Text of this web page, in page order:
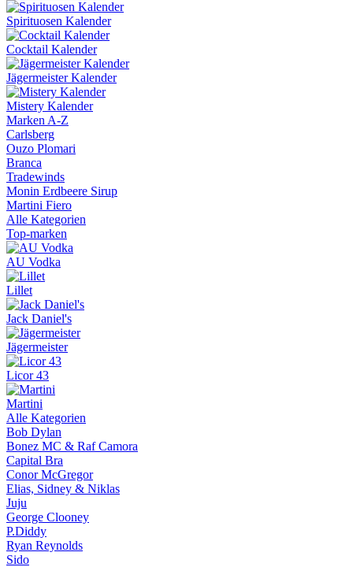
Spirituosen Kalender
Cocktail Kalender
Jägermeister Kalender
Mistery Kalender
Marken A-Z
Carlsberg
Ouzo Plomari
Branca
Tradewinds
Monin Erdbeere Sirup
Martini Fiero
Alle Kategorien
Top-marken
AU Vodka
Lillet
Jack Daniel's
Jägermeister
Licor 43
Martini
Alle Kategorien
Bob Dylan
Bonez MC & Raf Camora
Capital Bra
Conor McGregor
Elias, Sidney & Niklas
Juju
George Clooney
P.Diddy
Ryan Reynolds
Sido